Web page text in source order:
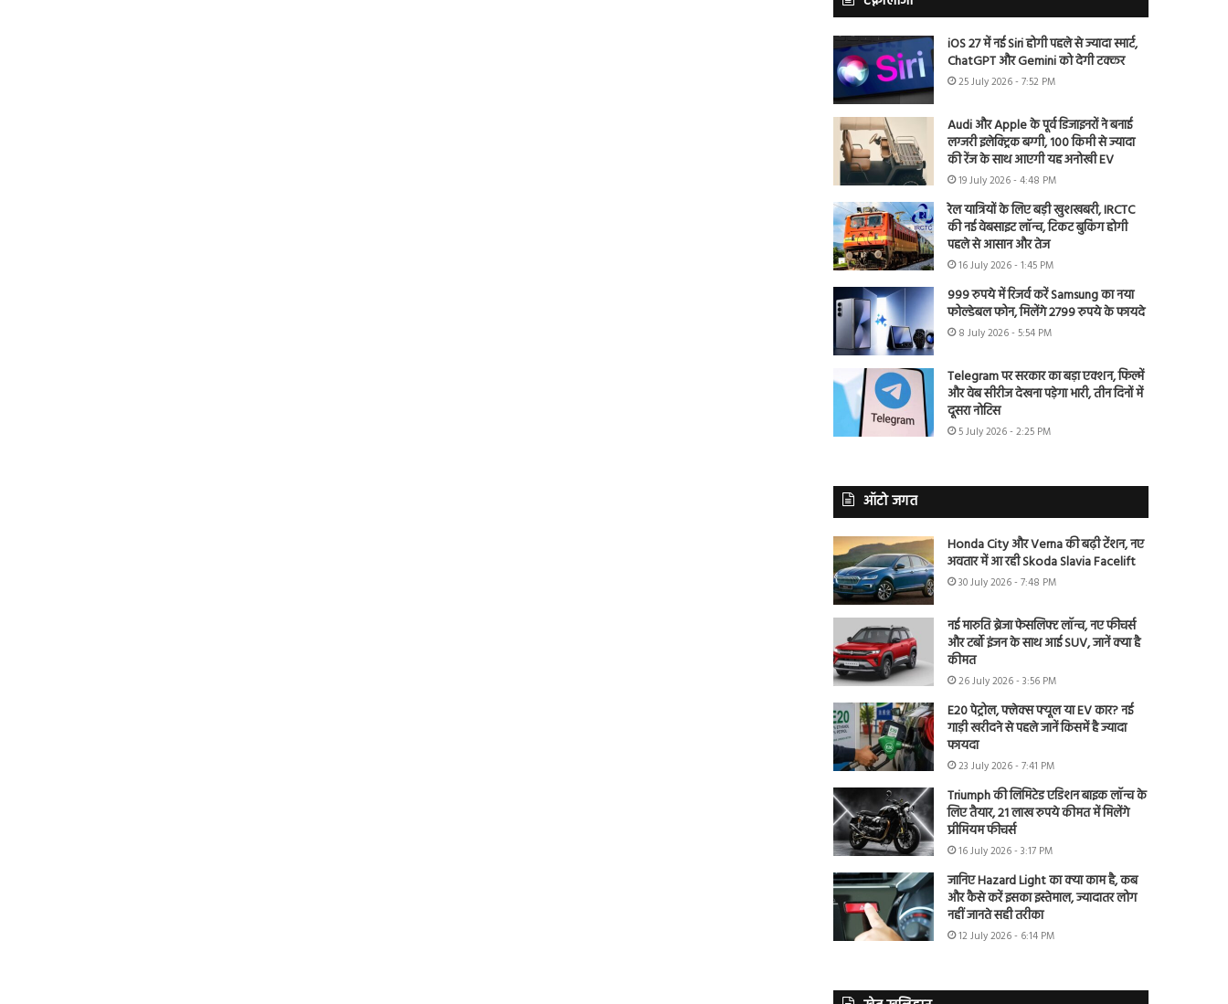
iOS 27 में नई Siri होगी पहले से ज्यादा स्मार्ट,
ChatGPT और Gemini को देगी टक्कर
25 July 2026 - 7:52 PM
Audi और Apple के पूर्व डिजाइनरों ने बनाई
लग्जरी इलेक्ट्रिक बग्गी, 100 किमी से ज्यादा
की रेंज के साथ आएगी यह अनोखी EV
19 July 2026 - 4:48 PM
रेल यात्रियों के लिए बड़ी खुशखबरी, IRCTC
की नई वेबसाइट लॉन्च, टिकट बुकिंग होगी
पहले से आसान और तेज
16 July 2026 - 1:45 PM
999 रुपये में रिजर्व करें Samsung का नया
फोल्डेबल फोन, मिलेंगे 2799 रुपये के फायदे
8 July 2026 - 5:54 PM
Telegram पर सरकार का बड़ा एक्शन, फिल्में
और वेब सीरीज देखना पड़ेगा भारी, तीन दिनों में
दूसरा नोटिस
5 July 2026 - 2:25 PM
ऑटो जगत
Honda City और Verna की बढ़ी टेंशन, नए
अवतार में आ रही Skoda Slavia Facelift
30 July 2026 - 7:48 PM
नई मारुति ब्रेजा फेसलिफ्ट लॉन्च, नए फीचर्स
और टर्बो इंजन के साथ आई SUV, जानें क्या है
कीमत
26 July 2026 - 3:56 PM
E20 पेट्रोल, फ्लेक्स फ्यूल या EV कार? नई
गाड़ी खरीदने से पहले जानें किसमें है ज्यादा
फायदा
23 July 2026 - 7:41 PM
Triumph की लिमिटेड एडिशन बाइक लॉन्च के
लिए तैयार, 21 लाख रुपये कीमत में मिलेंगे
प्रीमियम फीचर्स
16 July 2026 - 3:17 PM
जानिए Hazard Light का क्या काम है, कब
और कैसे करें इसका इस्तेमाल, ज्यादातर लोग
नहीं जानते सही तरीका
12 July 2026 - 6:14 PM